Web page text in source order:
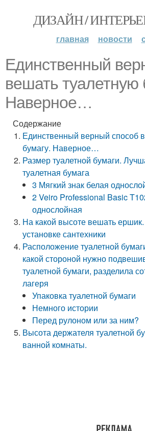
ДИЗАЙН /
главная новости
Единственный
вешать туалетную
Наверное…
Содержание
Единственный верный способ
бумагу. Наверное…
Размер туалетной бумаги.
туалетная бумага
3 Мягкий знак белая
2 Veiro Professional Basic
однослойная
На какой высоте вешать
установке сантехники
Расположение туалетной
какой стороной нужно
туалетной бумаги, разделила
лагеря
Упаковка туалетной бумаги
Немного истории
Перед рулоном или за ним?
Высота держателя туалетной
ванной комнаты.